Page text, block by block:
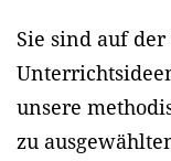
Sie sind auf
unsere
zu